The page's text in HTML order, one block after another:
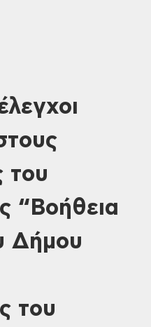
του
“Βοήθεια
Δήμου
του